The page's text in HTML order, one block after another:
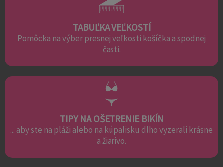
TABUĽKA VEĽKOSTÍ
Pomôcka na výber presnej veľkosti košíčka a spodnej
časti.
TIPY NA OŠETRENIE BIKÍN
... aby ste na pláži alebo na kúpalisku dlho vyzerali krásne
a žiarivo.